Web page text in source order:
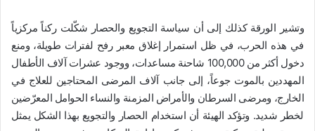
وتشير الورقة كذلك إلى أن سياسة التجويع والحصار شكّلت ركناً مركزياً
في هذه الحرب، في ظل استمرار إغلاق معبر رفح لفترات طويلة، ومنع
دخول أكثر من 100,000 شاحنة مساعدات، ووجود عشرات آلاف الأطفال
المهددين بالموت جوعاً، إلى جانب آلاف المرضى المحتاجين للعلاج في
الخارج، ومرضى السرطان والأمراض المزمنة والنساء الحوامل المعرّضين
لخطر شديد. وتؤكد الهيئة أن استخدام الحصار والتجويع بهذا الشكل يمثل